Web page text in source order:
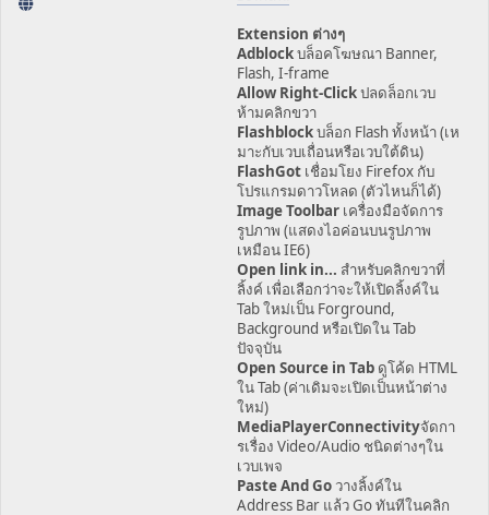
Extension ต่างๆ
Adblockบล็อคโฆษณา Banner,
Flash, I-frame
Allow Right-Clickปลดล็อกเวบ
ห้ามคลิกขวา
Flashblockบล็อก Flash ทั้งหน้า (เห
มาะกับเวบเถื่อนหรือเวบใต้ดิน)
FlashGot เชื่อมโยง Firefox กับ
โปรแกรมดาวโหลด (ตัวไหนก็ได้)
Image Toolbar เครื่องมือจัดการ
รูปภาพ (แสดงไอค่อนบนรูปภาพ
เหมือน IE6)
Open link in... สำหรับคลิกขวาที่
ลิ้งค์ เพื่อเลือกว่าจะให้เปิดลิ้งค์ใน
Tab ใหม่เป็น Forground,
Background หรือเปิดใน Tab
ปัจจุบัน
Open Source in Tab ดูโค้ด HTML
ใน Tab (ค่าเดิมจะเปิดเป็นหน้าต่าง
ใหม่)
MediaPlayerConnectivityจัดกา
รเรื่อง Video/Audio ชนิดต่างๆใน
เวบเพจ
Paste And Go วางลิ้งค์ใน
Address Bar แล้ว Go ทันทีในคลิก